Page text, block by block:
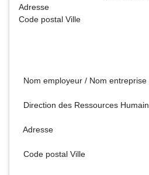
Adresse
Code postal Ville
Nom employeur / Nom entreprise
Direction des Ressources
Adresse
Code postal Ville